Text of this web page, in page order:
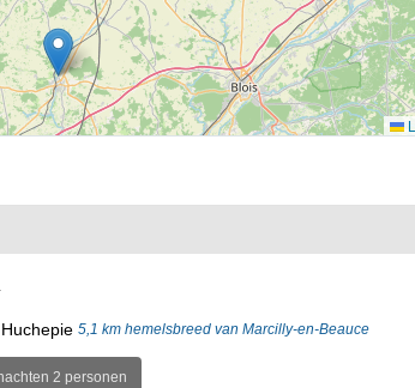
5,1 km hemelsbreed van Marcilly-en-Beauce
2 personen